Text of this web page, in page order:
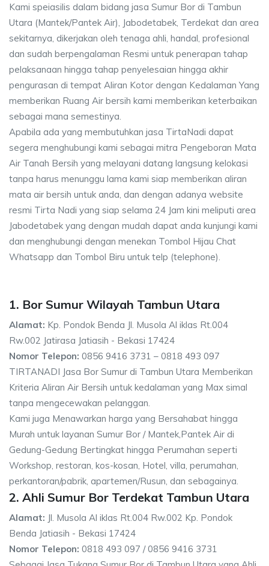
Kami speiasilis dalam bidang jasa Sumur Bor di Tambun
Utara (Mantek/Pantek Air), Jabodetabek, Terdekat dan area
sekitarnya, dikerjakan oleh tenaga ahli, handal, profesional
dan sudah berpengalaman Resmi untuk penerapan tahap
pelaksanaan hingga tahap penyelesaian hingga akhir
pengurasan di tempat Aliran Kotor dengan Kedalaman Yang
memberikan Ruang Air bersih kami memberikan keterbaikan
sebagai mana semestinya.
Apabila ada yang membutuhkan jasa TirtaNadi dapat
segera menghubungi kami sebagai mitra Pengeboran Mata
Air Tanah Bersih yang melayani datang langsung kelokasi
tanpa harus menunggu lama kami siap memberikan aliran
mata air bersih untuk anda, dan dengan adanya website
resmi Tirta Nadi yang siap selama 24 Jam kini meliputi area
Jabodetabek yang dengan mudah dapat anda kunjungi kami
dan menghubungi dengan menekan Tombol Hijau Chat
Whatsapp dan Tombol Biru untuk telp (telephone).
1. Bor Sumur Wilayah Tambun Utara
Alamat: Kp. Pondok Benda Jl. Musola Al iklas Rt.004
Rw.002 Jatirasa Jatiasih - Bekasi 17424
Nomor Telepon: 0856 9416 3731 – 0818 493 097
TIRTANADI Jasa Bor Sumur di Tambun Utara Memberikan
Kriteria Aliran Air Bersih untuk kedalaman yang Max simal
tanpa mengecewakan pelanggan.
Kami juga Menawarkan harga yang Bersahabat hingga
Murah untuk layanan Sumur Bor / Mantek,Pantek Air di
Gedung-Gedung Bertingkat hingga Perumahan seperti
Workshop, restoran, kos-kosan, Hotel, villa, perumahan,
perkantoran/pabrik, apartemen/Rusun, dan sebagainya.
2. Ahli Sumur Bor Terdekat Tambun Utara
Alamat: Jl. Musola Al iklas Rt.004 Rw.002 Kp. Pondok
Benda Jatiasih - Bekasi 17424
Nomor Telepon: 0818 493 097 / 0856 9416 3731